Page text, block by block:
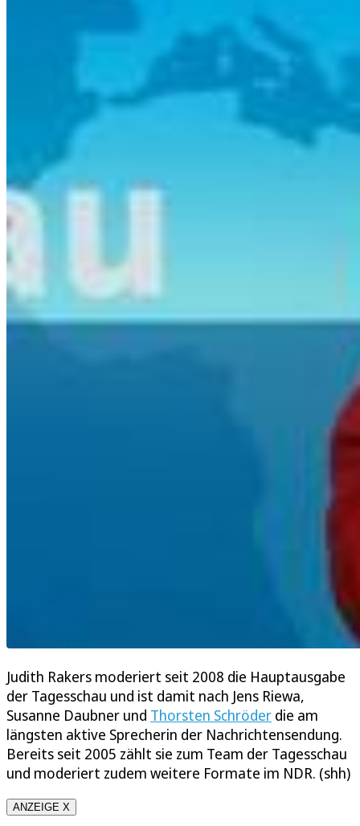
Judith Rakers moderiert seit 2008 die Hauptausgabe
der Tagesschau und ist damit nach Jens Riewa,
Susanne Daubner und Thorsten Schröder die am
längsten aktive Sprecherin der Nachrichtensendung.
Bereits seit 2005 zählt sie zum Team der Tagesschau
und moderiert zudem weitere Formate im NDR. (shh)
ANZEIGE X